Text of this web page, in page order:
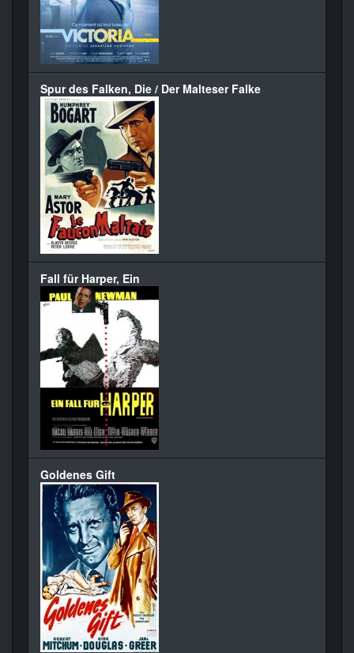
Spur des Falken, Die / Der Malteser Falke
Fall für Harper, Ein
Goldenes Gift